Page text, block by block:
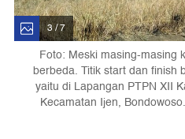
3 / 7
Foto: Meski masing-masing
berbeda. Titik start dan finish
yaitu di Lapangan PTPN XII
Kecamatan Ijen,